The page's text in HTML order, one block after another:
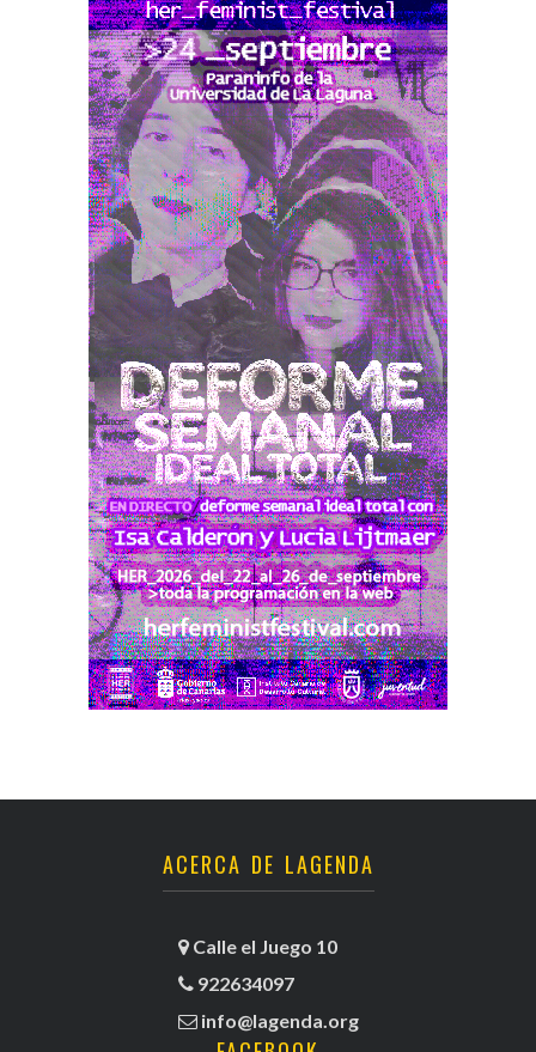
ACERCA DE LAGENDA
Calle el Juego 10
922634097
info@lagenda.org